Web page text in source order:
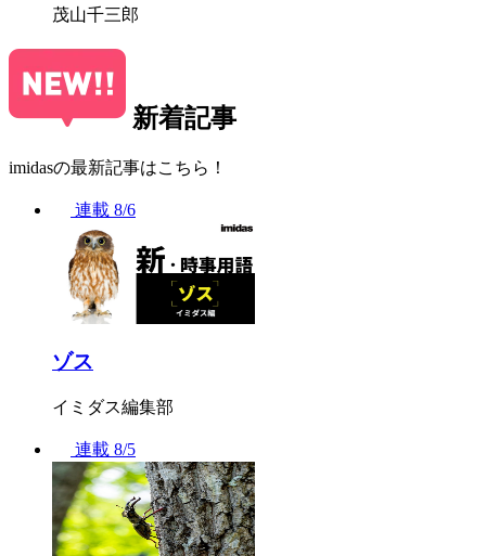
茂山千三郎
新着記事
imidasの最新記事はこちら！
連載 8/6
ゾス
イミダス編集部
連載 8/5